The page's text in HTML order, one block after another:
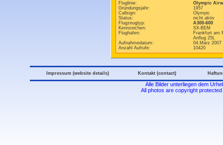
Fluglinie:
Olympic
Gründungsjahr:
1957
Callsign:
Olympic
Status:
nicht aktiv
Flugzeugtyp:
A300-600
Kennzeichen:
SX-BEM
Flughafen:
Frankfurt am
Anflug 25L
Aufnahmedatum:
04.März 2007
Anzahl Aufrufe:
10420
Impressum (website details) Kontakt (contact)
Alle Bilder unterliegen dem
All photos are copyright